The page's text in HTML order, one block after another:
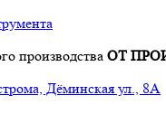
производства ОТ
Дёминская ул., 8А